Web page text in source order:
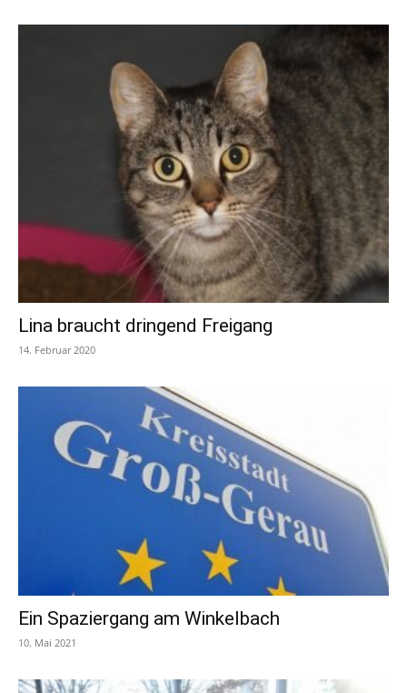
Lina braucht dringend Freigang
14. Februar 2020
Ein Spaziergang am Winkelbach
10. Mai 2021